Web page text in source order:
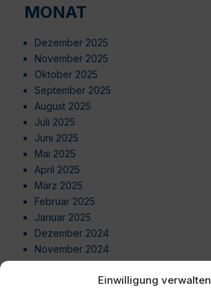
Einwilligung verwalten
MONAT
Dezember 2025
November 2025
Oktober 2025
September 2025
August 2025
Juli 2025
Juni 2025
Mai 2025
April 2025
März 2025
Februar 2025
Januar 2025
Dezember 2024
November 2024
Oktober 2024
September 2024